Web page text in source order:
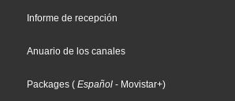
Informe de recepción
Anuario de los canales
Packages ( Español - Movistar+)